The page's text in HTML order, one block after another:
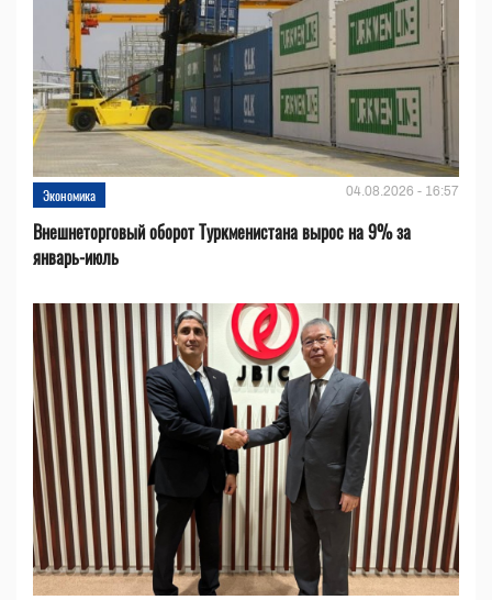
Экономика 04.08.2026 - 16:57
Внешнеторговый оборот Туркменистана вырос на 9% за
январь-июль